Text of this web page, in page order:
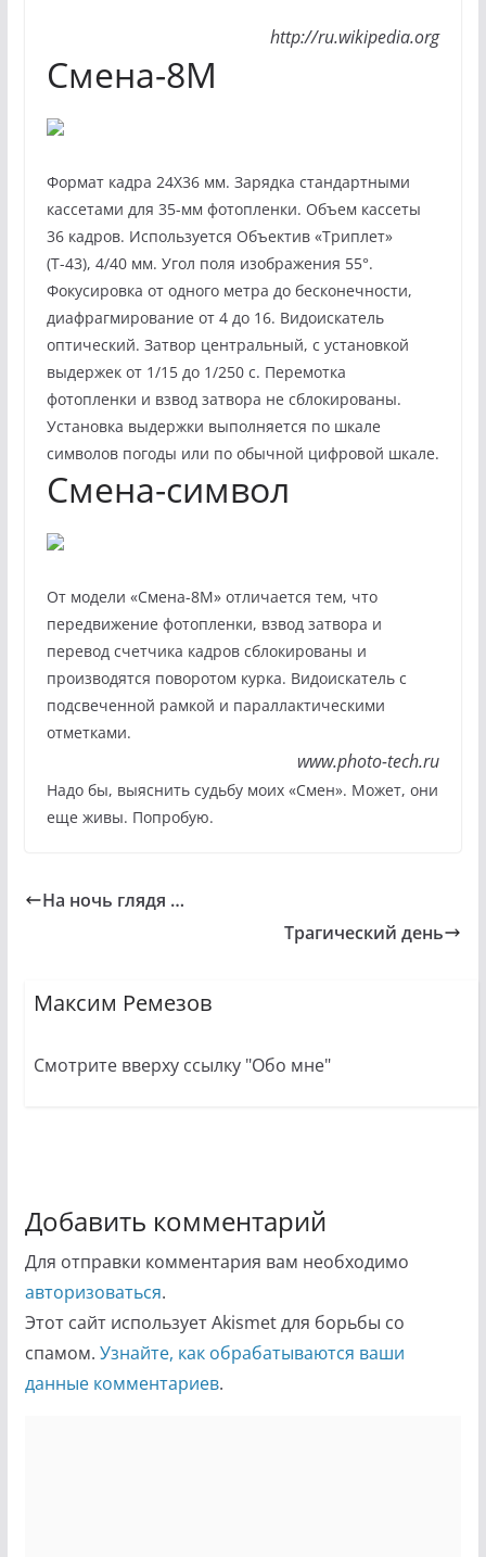
http://ru.wikipedia.org
Смена-8М
Формат кадра 24X36 мм. Зарядка стандартными
кассетами для 35-мм фотопленки. Объем кассеты
36 кадров. Используется Объектив «Триплет»
(Т-43), 4/40 мм. Угол поля изображения 55°.
Фокусировка от одного метра до бесконечности,
диафрагмирование от 4 до 16. Видоискатель
оптический. Затвор центральный, с установкой
выдержек от 1/15 до 1/250 с. Перемотка
фотопленки и взвод затвора не сблокированы.
Установка выдержки выполняется по шкале
символов погоды или по обычной цифровой шкале.
Смена-символ
От модели «Смена-8М» отличается тем, что
передвижение фотопленки, взвод затвора и
перевод счетчика кадров сблокированы и
производятся поворотом курка. Видоискатель с
подсвеченной рамкой и параллактическими
отметками.
www.photo-tech.ru
Надо бы, выяснить судьбу моих «Смен». Может, они
еще живы. Попробую.
На ночь глядя …
Трагический день
Максим Ремезов
Смотрите вверху ссылку "Обо мне"
Добавить комментарий
Для отправки комментария вам необходимо
авторизоваться.
Этот сайт использует Akismet для борьбы со
спамом. Узнайте, как обрабатываются ваши
данные комментариев.